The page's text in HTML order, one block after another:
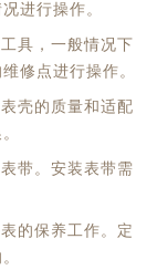
进行操作。
具，一般情况下
修点进行操作。
壳的质量和适配
带。安装表带需
的保养工作。定